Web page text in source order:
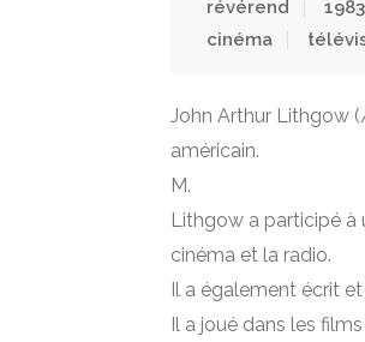
révérend
1983
cinéma
John Arthur Lithgow
américain.
M.
Lithgow a participé à
cinéma et la radio.
Il a également écrit
Il a joué dans les